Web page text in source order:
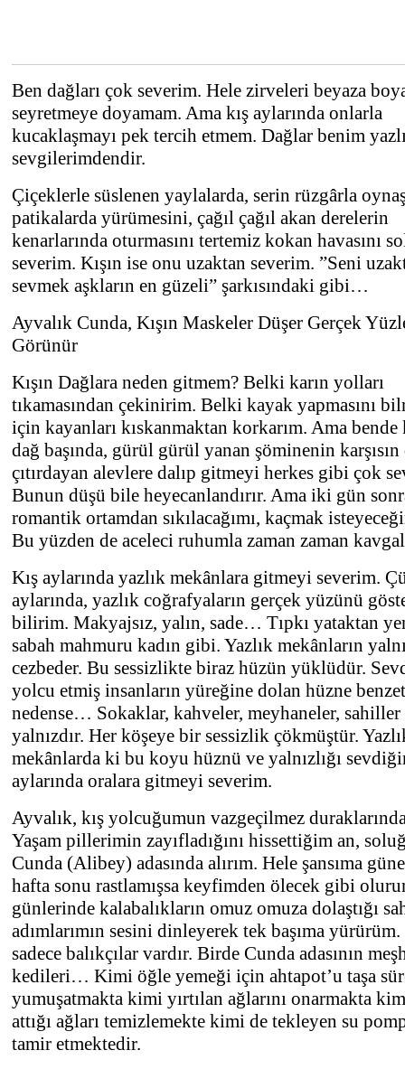
Ben dağları çok severim. Hele zirveleri beyaza
seyretmeye doyamam. Ama kış aylarında onlarla
kucaklaşmayı pek tercih etmem. Dağlar benim
sevgilerimdendir.
Çiçeklerle süslenen yaylalarda, serin rüzgârla
patikalarda yürümesini, çağıl çağıl akan derelerin
kenarlarında oturmasını tertemiz kokan havasını
severim. Kışın ise onu uzaktan severim. ”Seni
sevmek aşkların en güzeli” şarkısındaki gibi…
Ayvalık Cunda, Kışın Maskeler Düşer Gerçek
Görünür
Kışın Dağlara neden gitmem? Belki karın yolları
tıkamasından çekinirim. Belki kayak yapmasını
için kayanları kıskanmaktan korkarım. Ama bende
dağ başında, gürül gürül yanan şöminenin karşısın
çıtırdayan alevlere dalıp gitmeyi herkes gibi çok
Bunun düşü bile heyecanlandırır. Ama iki gün
romantik ortamdan sıkılacağımı, kaçmak
Bu yüzden de aceleci ruhumla zaman zaman
Kış aylarında yazlık mekânlara gitmeyi severim.
aylarında, yazlık coğrafyaların gerçek yüzünü
bilirim. Makyajsız, yalın, sade… Tıpkı yataktan
sabah mahmuru kadın gibi. Yazlık mekânların
cezbeder. Bu sessizlikte biraz hüzün yüklüdür.
yolcu etmiş insanların yüreğine dolan hüzne
nedense… Sokaklar, kahveler, meyhaneler, sahiller
yalnızdır. Her köşeye bir sessizlik çökmüştür.
mekânlarda ki bu koyu hüznü ve yalnızlığı
aylarında oralara gitmeyi severim.
Ayvalık, kış yolcuğumun vazgeçilmez
Yaşam pillerimin zayıfladığını hissettiğim an,
Cunda (Alibey) adasında alırım. Hele şansıma
hafta sonu rastlamışsa keyfimden ölecek gibi
günlerinde kalabalıkların omuz omuza dolaştığı
adımlarımın sesini dinleyerek tek başıma yürürüm.
sadece balıkçılar vardır. Birde Cunda adasının
kedileri… Kimi öğle yemeği için ahtapot’u taşa
yumuşatmakta kimi yırtılan ağlarını onarmakta
attığı ağları temizlemekte kimi de tekleyen su
tamir etmektedir.